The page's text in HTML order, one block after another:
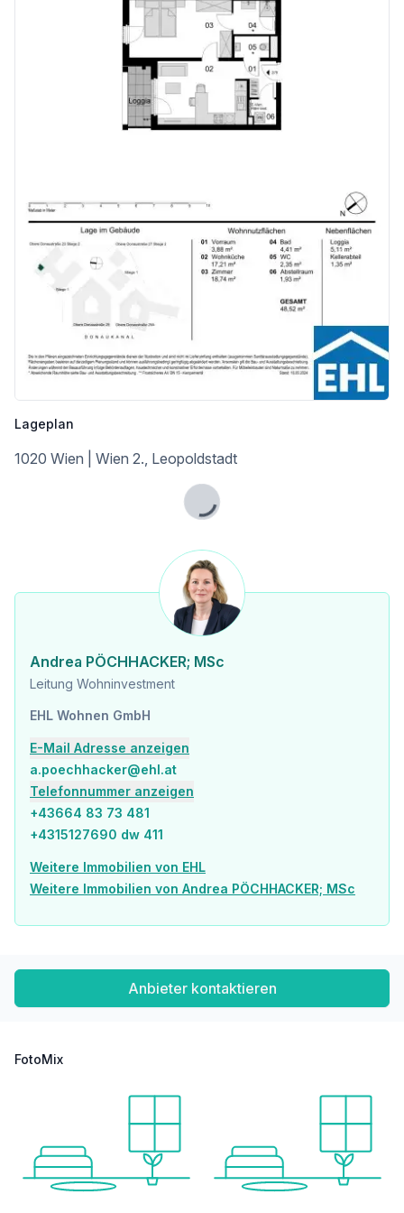
Kaufpreise der Vorsorgewohnungen
von EUR 286.000,- bis EUR 1.238.000,- netto zzgl. 20% USt.
Zu erwartender Mietertrag
von ca. EUR 17,50 bis EUR 22,50 netto/m²
Provisionsfrei für den Käufer!
Fertigstellung: voraussichtlich Q2/2026
Bei diesem Angebot handelt es sich um eine Vorsorgewohnung, die zu Vermietungszwecken erworben wird. Der angegebene Kaufpreis versteht sich daher zzgl. 20% USt. Diese Daten sind vorbehaltlich möglicher Änderungen.
Wir weisen darauf hin, dass zwischen dem Vermittler und dem zu vermittelnden Dritten ein familiäres oder wirtschaftliches Naheverhältnis besteht.
Infrastruktur / Entfernungen
Gesundheit
Kindergarten <250m
Nahversorgung
Supermarkt <250m
Bäckerei <500m
Geldautomat <250m
Bank <750m
Post <750m
Polizei <750m
Verkehr
Bus <250m
Straßenbahn <500m
Angaben Entfernung Luftlinie / Quelle: OpenStreetMap
Lageplan
1020 Wien | Wien 2., Leopoldstadt
Lade...
Andrea PÖCHHACKER; MSc
Leitung Wohninvestment
EHL Wohnen GmbH
E-Mail Adresse anzeigen
a.poechhacker@ehl.at
Telefonnummer anzeigen
+43664 83 73 481
+4315127690 dw 411
Weitere Immobilien von EHL
Weitere Immobilien von Andrea PÖCHHACKER; MSc
Anbieter kontaktieren
FotoMix